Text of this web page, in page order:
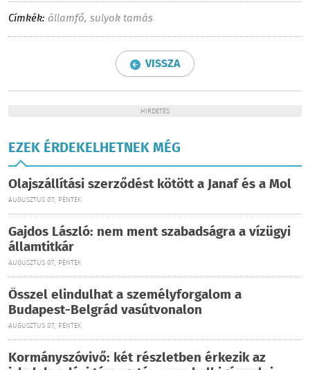
Címkék: államfő, sulyok tamás
VISSZA
HIRDETÉS
EZEK ÉRDEKELHETNEK MÉG
Olajszállítási szerződést kötött a Janaf és a Mol
AUGUSZTUS 07., PÉNTEK
Gajdos László: nem ment szabadságra a vízügyi
államtitkár
AUGUSZTUS 07., PÉNTEK
Ősszel elindulhat a személyforgalom a
Budapest-Belgrád vasútvonalon
AUGUSZTUS 07., PÉNTEK
Kormányszóvivő: két részletben érkezik az